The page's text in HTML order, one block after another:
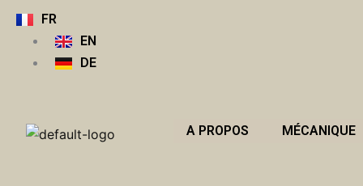
Aller
FR
EN
DE
A PROPOS MÉCANIQUE